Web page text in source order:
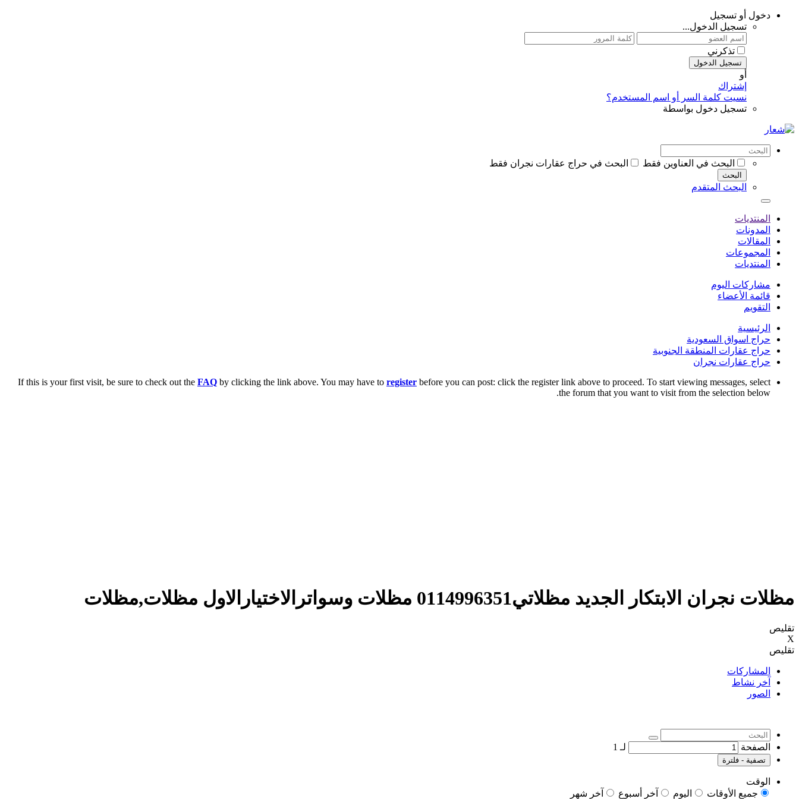
دخول أو تسجيل
تسجيل الدخول...
تذكرني
تسجيل الدخول
أو
إشتراك
نسيت كلمة السر أو اسم المستخدم؟
تسجيل دخول بواسطة
البحث في العناوين فقط البحث في حراج عقارات نجران فقط
البحث
البحث المتقدم
المنتديات
المدونات
المقالات
المجموعات
المنتديات
مشاركات اليوم
قائمة الأعضاء
التقويم
الرئيسية
حراج اسواق السعودية
حراج عقارات المنطقة الجنوبية
حراج عقارات نجران
If this is your first visit, be sure to check out the FAQ by clicking the link above. You may have to register before you can post: click the register link above to proceed. To start viewing messages, select
the forum that you want to visit from the selection below.
مظلات نجران الابتكار الجديد مظلاتي0114996351 مظلات وسواترالاختيارالاول مظلات,مظلات
تقليص
X
تقليص
المشاركات
آخر نشاط
الصور
الصفحة لـ 1
تصفية - فلترة
الوقت
جميع الأوقات
اليوم آخر أسبوع
آخر شهر